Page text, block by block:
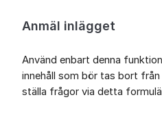
Anmäl inlägget
Använd enbart denna
innehåll som bör tas bort
ställa frågor via detta